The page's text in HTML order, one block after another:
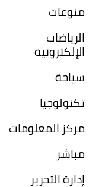
منوعات
الرياضات
الإلكترونية
سياحة
تكنولوجيا
مركز المعلومات
مباشر
إدارة التحرير